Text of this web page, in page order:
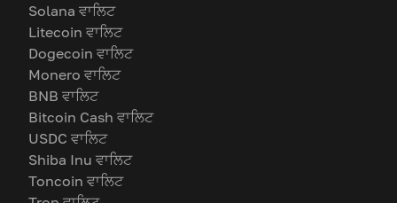
Solana ਵਾਲਿਟ
Litecoin ਵਾਲਿਟ
Dogecoin ਵਾਲਿਟ
Monero ਵਾਲਿਟ
BNB ਵਾਲਿਟ
Bitcoin Cash ਵਾਲਿਟ
USDC ਵਾਲਿਟ
Shiba Inu ਵਾਲਿਟ
Toncoin ਵਾਲਿਟ